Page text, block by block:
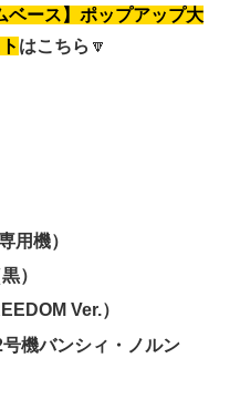
ベース】ポップアップ大
はこちら 🔽
用機）
）
Ver.）
機バンシィ・ノルン